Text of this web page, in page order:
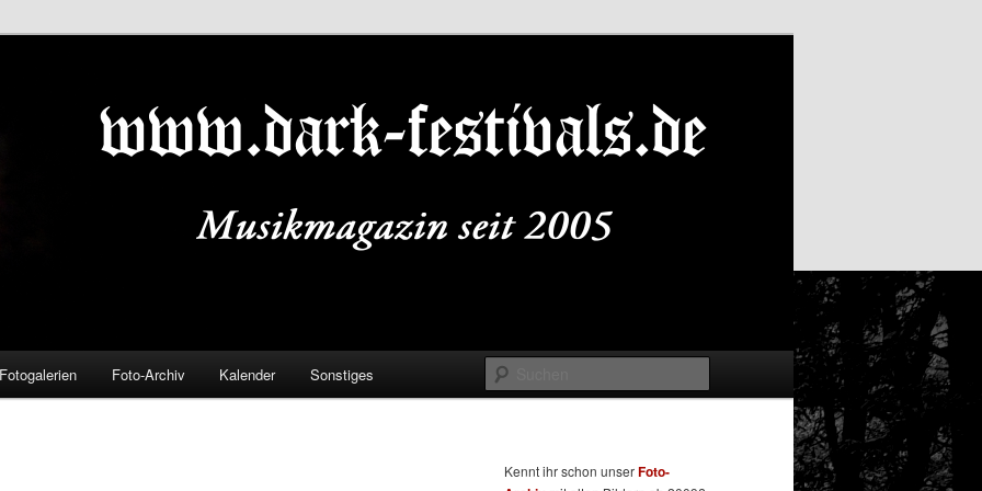
Fotogalerien Foto-Archiv Kalender Sonstiges
Kennt ihr schon unserFoto-